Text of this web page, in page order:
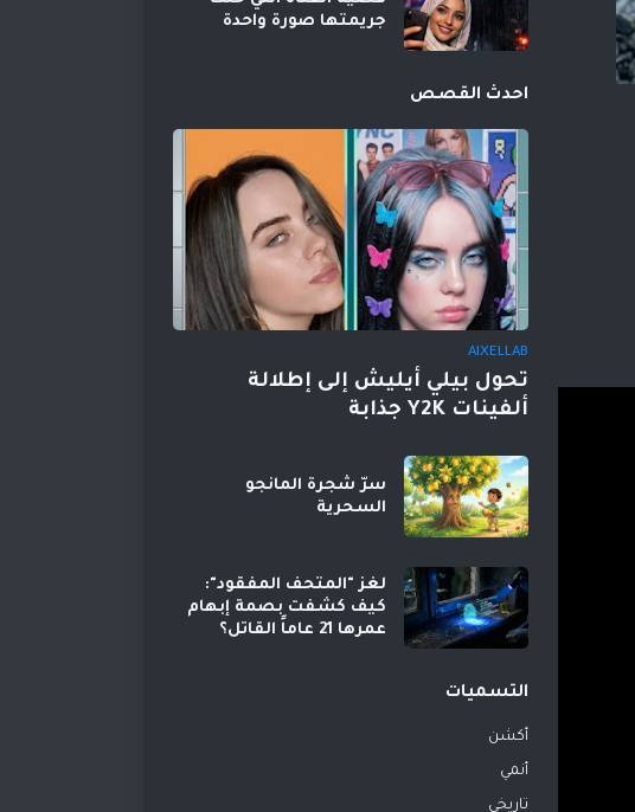
جريمتها صورة واحدة
احدث القصص
AIXELLAB
تحول بيلي أيليش إلى إطلالة
ألفينات Y2K جذابة
سرّ شجرة المانجو
السحرية
لغز "المتحف المفقود":
كيف كشفت بصمة إبهام
عمرها 21 عاماً القاتل؟
التسميات
أكشن
أنمي
تاريخي